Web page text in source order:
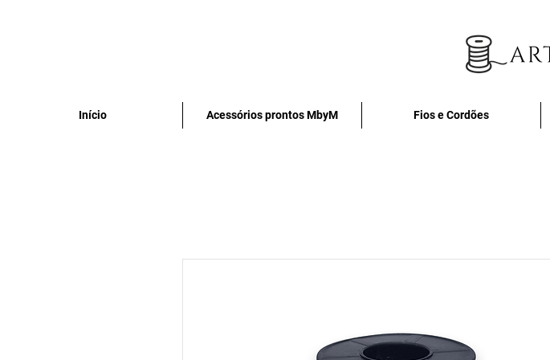
Início Acessórios prontos MbyM Fios e Cordões